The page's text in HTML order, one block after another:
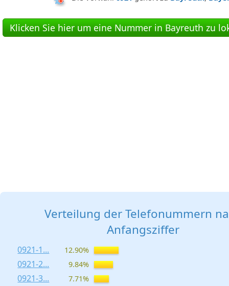
Klicken Sie hier um eine Nummer in Bayreuth zu
Verteilung der Telefonummern
Anfangsziffer
0921-1... 12.90%
0921-2... 9.84%
0921-3... 7.71%